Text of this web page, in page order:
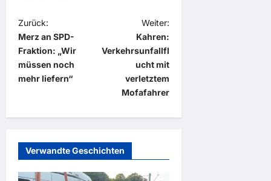
B
e
i
t
a
s
n
Zurück:
Merz an SPD-
Fraktion: „Wir
müssen noch
mehr liefern“
Weiter:
Kahren:
Verkehrsunfallfl
ucht mit
verletztem
Mofafahrer
Verwandte Geschichten